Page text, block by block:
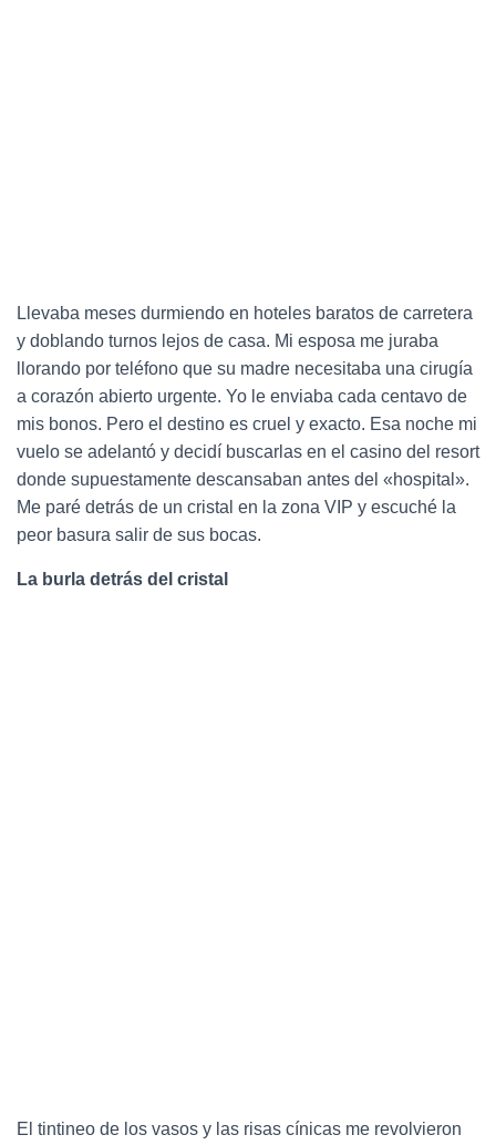
Llevaba meses durmiendo en hoteles baratos de carretera
y doblando turnos lejos de casa. Mi esposa me juraba
llorando por teléfono que su madre necesitaba una cirugía
a corazón abierto urgente. Yo le enviaba cada centavo de
mis bonos. Pero el destino es cruel y exacto. Esa noche mi
vuelo se adelantó y decidí buscarlas en el casino del resort
donde supuestamente descansaban antes del «hospital».
Me paré detrás de un cristal en la zona VIP y escuché la
peor basura salir de sus bocas.
La burla detrás del cristal
El tintineo de los vasos y las risas cínicas me revolvieron